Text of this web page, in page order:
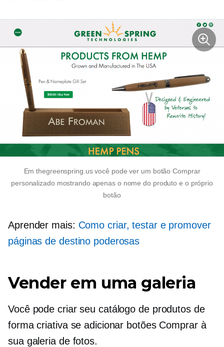
Em thegreenspring.us você pode ver um botão Comprar
personalizado mostrando apenas o nome do produto e o próprio
botão
Aprender mais: Como criar, testar e promover
páginas de destino poderosas
Vender em uma galeria
Você pode criar seu catálogo de produtos de
forma criativa se adicionar botões Comprar à
sua galeria de fotos.